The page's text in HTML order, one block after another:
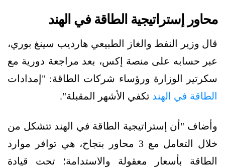
محاور إستراتيجية الطاقة في الهند
قال وزير النفط والغاز الطبيعي هارديب سينغ بوري،
عبر حسابه على منصة إكس، بعد مراجعة دورية مع
سكرتير الوزارة ورؤساء شركات الطاقة: "إمدادات
الطاقة في الهند تكفي الأشهر المقبلة".
وأضاف "أن إستراتيجية الطاقة في الهند تتشكل من
خلال التعامل مع 3 محاور بنجاح، هي توافر موارد
الطاقة بأسعار معقولة والاستدامة؛ تحت قيادة